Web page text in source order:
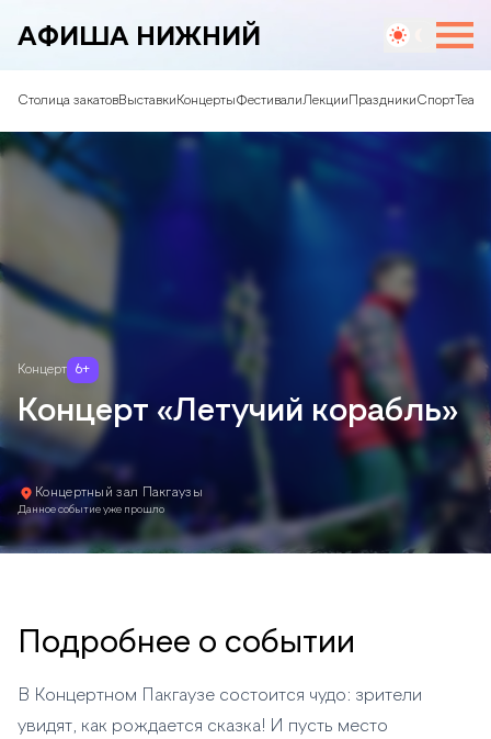
АФИША НИЖНИЙ
Столица закатовВыставкиКонцертыФестивалиЛекции ПраздникиСпорт
Концерт 6+
Концерт «Летучий корабль»
Концертный зал Пакгаузы
Данное событие уже прошло
Подробнее о событии
В Концертном Пакгаузе состоится чудо: зрители
увидят, как рождается сказка! И пусть место